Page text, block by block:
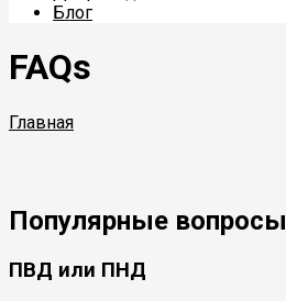
Блог
FAQs
Главная
Популярные вопросы
ПВД или ПНД